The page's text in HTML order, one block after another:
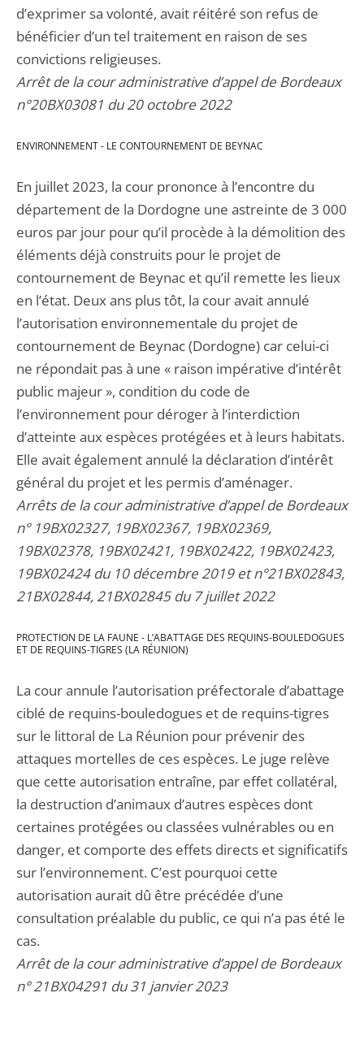
d’exprimer sa volonté, avait réitéré son refus de
bénéficier d’un tel traitement en raison de ses
convictions religieuses.
Arrêt de la cour administrative d’appel de Bordeaux
n°20BX03081 du 20 octobre 2022
ENVIRONNEMENT - LE CONTOURNEMENT DE BEYNAC
En juillet 2023, la cour prononce à l’encontre du
département de la Dordogne une astreinte de 3 000
euros par jour pour qu’il procède à la démolition des
éléments déjà construits pour le projet de
contournement de Beynac et qu’il remette les lieux
en l’état. Deux ans plus tôt, la cour avait annulé
l’autorisation environnementale du projet de
contournement de Beynac (Dordogne) car celui-ci
ne répondait pas à une « raison impérative d’intérêt
public majeur », condition du code de
l’environnement pour déroger à l’interdiction
d’atteinte aux espèces protégées et à leurs habitats.
Elle avait également annulé la déclaration d’intérêt
général du projet et les permis d’aménager.
Arrêts de la cour administrative d’appel de Bordeaux
n° 19BX02327, 19BX02367, 19BX02369,
19BX02378, 19BX02421, 19BX02422, 19BX02423,
19BX02424 du 10 décembre 2019 et n°21BX02843,
21BX02844, 21BX02845 du 7 juillet 2022
PROTECTION DE LA FAUNE - L’ABATTAGE DES REQUINS-BOULEDOGUES
ET DE REQUINS-TIGRES (LA RÉUNION)
La cour annule l’autorisation préfectorale d’abattage
ciblé de requins-bouledogues et de requins-tigres
sur le littoral de La Réunion pour prévenir des
attaques mortelles de ces espèces. Le juge relève
que cette autorisation entraîne, par effet collatéral,
la destruction d’animaux d’autres espèces dont
certaines protégées ou classées vulnérables ou en
danger, et comporte des effets directs et significatifs
sur l’environnement. C’est pourquoi cette
autorisation aurait dû être précédée d’une
consultation préalable du public, ce qui n’a pas été le
cas.
Arrêt de la cour administrative d’appel de Bordeaux
n° 21BX04291 du 31 janvier 2023